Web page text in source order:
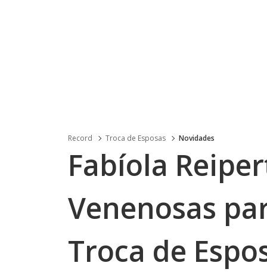
Record Troca de Esposas Novidades
Fabíola
Venenosas
Troca de